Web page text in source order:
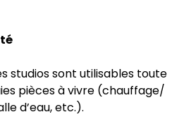
studios sont utilisables toute
pièces à vivre (chauffage/
d’eau, etc.).